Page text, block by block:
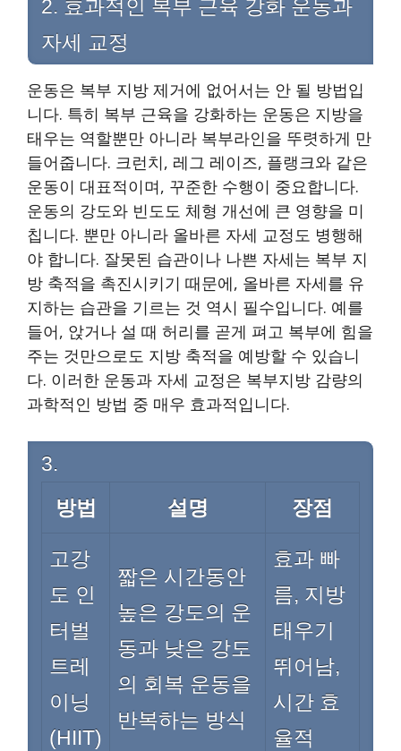
2. 효과적인 복부 근육 강화 운동과
자세 교정
운동은 복부 지방 제거에 없어서는 안 될 방법입
니다. 특히 복부 근육을 강화하는 운동은 지방을
태우는 역할뿐만 아니라 복부라인을 뚜렷하게 만
들어줍니다. 크런치, 레그 레이즈, 플랭크와 같은
운동이 대표적이며, 꾸준한 수행이 중요합니다.
운동의 강도와 빈도도 체형 개선에 큰 영향을 미
칩니다. 뿐만 아니라 올바른 자세 교정도 병행해
야 합니다. 잘못된 습관이나 나쁜 자세는 복부 지
방 축적을 촉진시키기 때문에, 올바른 자세를 유
지하는 습관을 기르는 것 역시 필수입니다. 예를
들어, 앉거나 설 때 허리를 곧게 펴고 복부에 힘을
주는 것만으로도 지방 축적을 예방할 수 있습니
다. 이러한 운동과 자세 교정은 복부지방 감량의
과학적인 방법 중 매우 효과적입니다.
3.
방법
설명 장점
고강
도 인
터벌
트레
이닝
(HIIT)
짧은 시간동안
높은 강도의 운
동과 낮은 강도
의 회복 운동을
반복하는 방식
효과 빠
름, 지방
태우기
뛰어남,
시간 효
율적